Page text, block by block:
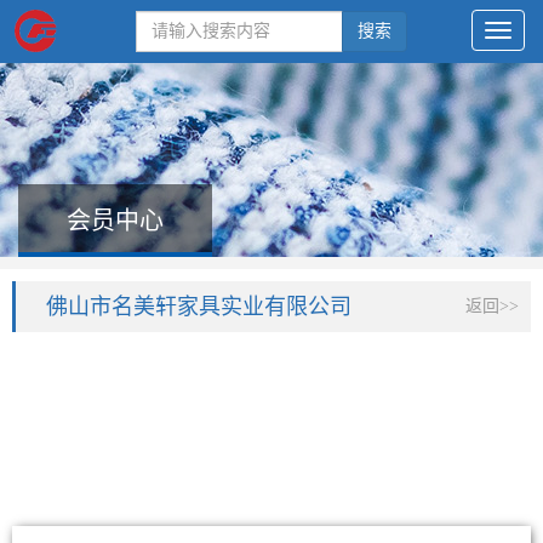
搜索
会员中心
佛山市名美轩家具实业有限公司 返回>>